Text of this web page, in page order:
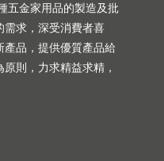
五金家用品的製造及批
需求，深受消費者喜
品，提供優質產品給
則，力求精益求精，